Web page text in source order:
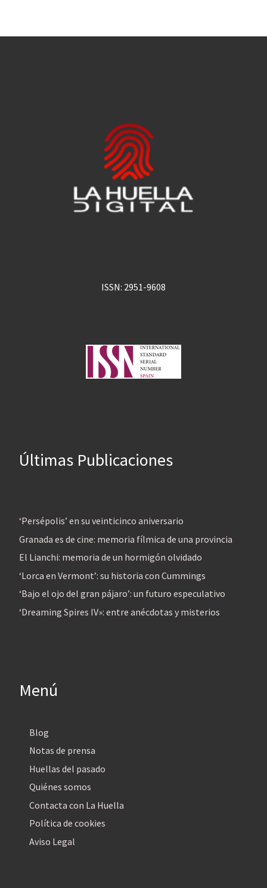
ISSN: 2951-9608
Últimas Publicaciones
‘Persépolis’ en su veinticinco aniversario
Granada es de cine: memoria fílmica de una provincia
El Lianchi: memoria de un hormigón olvidado
‘Lorca en Vermont’: su historia con Cummings
‘Bajo el ojo del gran pájaro’: un futuro especulativo
‘Dreaming Spires IV»: entre anécdotas y misterios
Menú
Blog
Notas de prensa
Huellas del pasado
Quiénes somos
Contacta con La Huella
Política de cookies
Aviso Legal